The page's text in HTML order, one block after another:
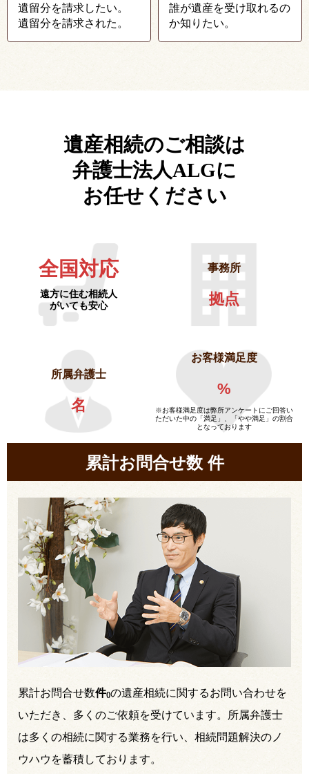
遺留分を請求したい。
遺留分を請求された。
誰が遺産を受け取れるの
か知りたい。
遺産相続のご相談は
弁護士法人ALGに
お任せください
全国対応
遠方に住む相続人
がいても安心
事務所
拠点
所属弁護士
名
お客様満足度
%
※お客様満足度は弊所アンケートにご回答い
ただいた中の「満足」、「やや満足」の割合
となっております
累計お問合せ数件
累計お問合せ数件()の遺産相続に関するお問い合わせを
いただき、多くのご依頼を受けています。所属弁護士
は多くの相続に関する業務を行い、相続問題解決のノ
ウハウを蓄積しております。